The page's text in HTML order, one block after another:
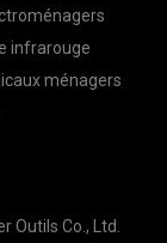
infrarouge
ménagers
Formosa Créer Outils Co., Ltd.